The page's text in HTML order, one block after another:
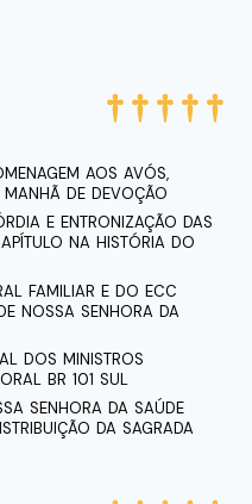
AOS AVÓS,
DE DEVOÇÃO
E ENTRONIZAÇÃO DAS
NA HISTÓRIA DO
FAMILIAR E DO ECC
NOSSA SENHORA DA
DOS MINISTROS
BR 101 SUL
SENHORA DA SAÚDE
DA SAGRADA